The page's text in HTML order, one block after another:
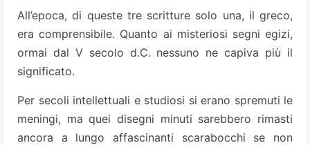
All’epoca, di queste tre scritture solo una, il greco,
era comprensibile. Quanto ai misteriosi segni egizi,
ormai dal V secolo d.C. nessuno ne capiva più il
significato.
Per secoli intellettuali e studiosi si erano spremuti le
meningi, ma quei disegni minuti sarebbero rimasti
ancora a lungo affascinanti scarabocchi se non